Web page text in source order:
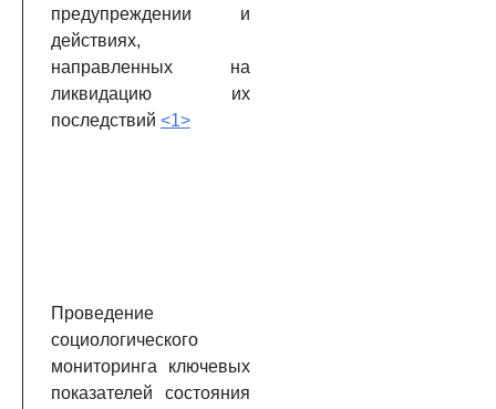
предупреждении и
действиях,
направленных на
ликвидацию их
последствий <1>
Проведение
социологического
мониторинга ключевых
показателей состояния